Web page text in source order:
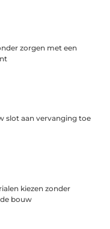
zorgen met een
slot aan vervanging toe
kiezen zonder
bouw